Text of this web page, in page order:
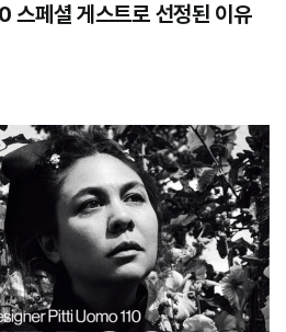
스페셜 게스트로 선정된 이유